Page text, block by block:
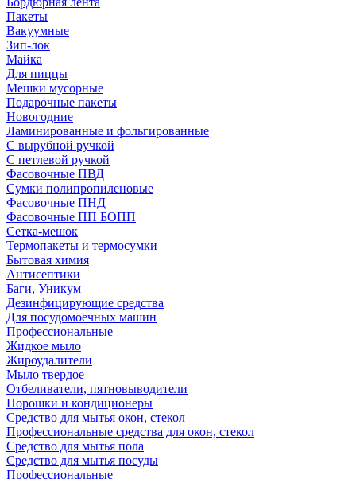
Пакеты
Вакуумные
Зип-лок
Майка
Для пиццы
Мешки мусорные
Подарочные пакеты
Новогодние
Ламинированные и фольгированные
С вырубной ручкой
С петлевой ручкой
Фасовочные ПВД
Сумки полипропиленовые
Фасовочные ПНД
Фасовочные ПП БОПП
Сетка-мешок
Термопакеты и термосумки
Бытовая химия
Антисептики
Баги, Уникум
Дезинфицирующие средства
Для посудомоечных машин
Профессиональные
Жидкое мыло
Жироудалители
Мыло твердое
Отбеливатели, пятновыводители
Порошки и кондиционеры
Средство для мытья окон, стекол
Профессиональные средства для окон, стекол
Средство для мытья пола
Средство для мытья посуды
Профессиональные